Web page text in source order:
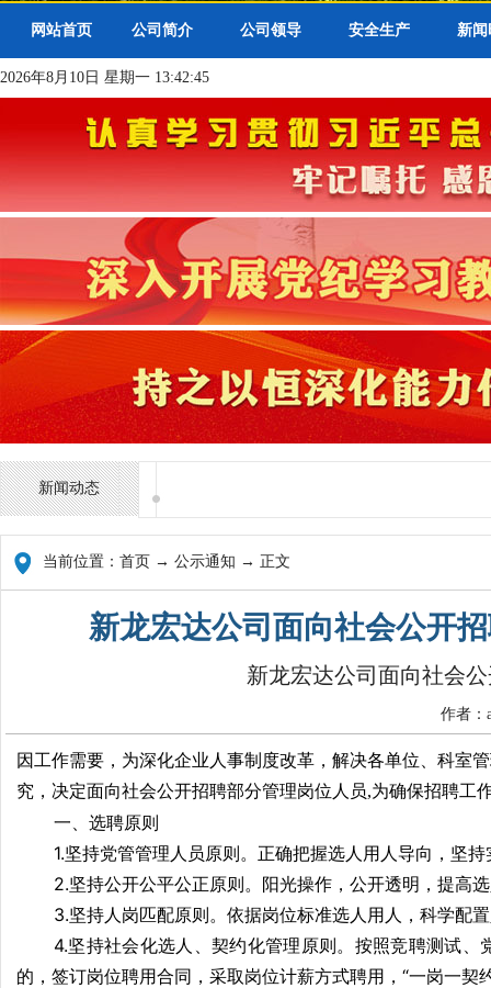
网站首页 公司简介 公司领导 安全生产 新
2026年8月10日 星期一 13:42:45
新闻动态
当前位置： 首页 → 公示通知 → 正文
新龙宏达公司面向社会公开
新龙宏达公司面向社会
作者
因工作需要，为深化企业人事制度改革，解决各单位、科室
究，决定面向社会公开招聘部分管理岗位人员,为确保招聘工
一、选聘原则
1.坚持党管管理人员原则。正确把握选人用人导向，坚
2.坚持公开公平公正原则。阳光操作，公开透明，提高
3.坚持人岗匹配原则。依据岗位标准选人用人，科学配
4.坚持社会化选人、契约化管理原则。按照竞聘测试
的，签订岗位聘用合同，采取岗位计薪方式聘用，“一岗一契